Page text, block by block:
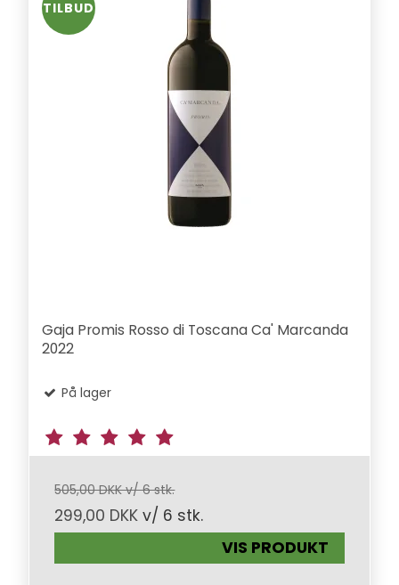
TILBUD
Gaja Promis Rosso di Toscana Ca' Marcanda
2022
På lager
505,00 DKK v/ 6 stk.
299,00 DKK v/ 6 stk.
VIS PRODUKT